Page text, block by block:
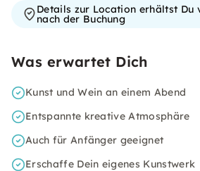
Details zur Location erhältst Du
nach der Buchung
Was erwartet Dich
Kunst und Wein an einem Abend
Entspannte kreative Atmosphäre
Auch für Anfänger geeignet
Erschaffe Dein eigenes Kunstwerk